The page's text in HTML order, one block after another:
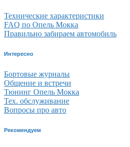
Технические характеристики
FAQ по Опель Мокка
Правильно забираем автомобиль
Интересно
Бортовые журналы
Общение и встречи
Тюнинг Опель Мокка
Тех. обслуживание
Вопросы про авто
Рекомендуем